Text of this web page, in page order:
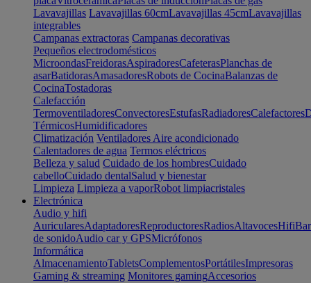
Lavavajillas Lavavajillas 60cmLavavajillas 45cmLavavajillas
integrables
Campanas extractoras Campanas decorativas
Pequeños electrodomésticos
MicroondasFreidorasAspiradoresCafeterasPlanchas de
asarBatidorasAmasadoresRobots de CocinaBalanzas de
CocinaTostadoras
Calefacción
TermoventiladoresConvectoresEstufasRadiadoresCalefactores
TérmicosHumidificadores
Climatización Ventiladores Aire acondicionado
Calentadores de agua Termos eléctricos
Belleza y salud Cuidado de los hombresCuidado
cabelloCuidado dentalSalud y bienestar
Limpieza Limpieza a vaporRobot limpiacristales
Electrónica
Audio y hifi
AuricularesAdaptadoresReproductoresRadiosAltavocesHifi
de sonidoAudio car y GPSMicrófonos
Informática
AlmacenamientoTabletsComplementosPortátilesImpresoras
Gaming & streaming Monitores gamingAccesorios